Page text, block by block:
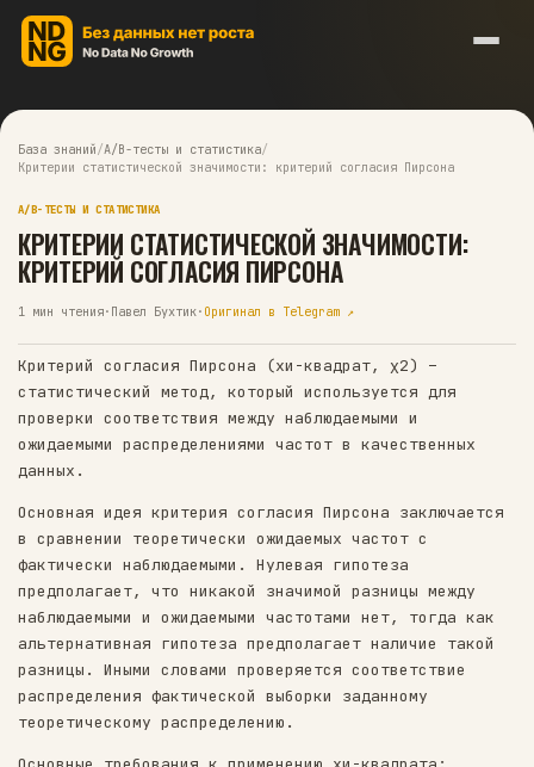
Критерии статистической значимости: критерий согласия
A/B-ТЕСТЫ И СТАТИСТИКА
КРИТЕРИИ СТАТИСТИЧЕСКОЙ
КРИТЕРИЙ СОГЛАСИЯ ПИРСОНА
Критерий согласия Пирсона (хи-квадрат, χ2) –
статистический метод, который используется
проверки соответствия между наблюдаемыми и
ожидаемыми распределениями частот в
данных.
Основная идея критерия согласия Пирсона
в сравнении теоретически ожидаемых частот с
фактически наблюдаемыми. Нулевая гипотеза
предполагает, что никакой значимой разницы
наблюдаемыми и ожидаемыми частотами нет,